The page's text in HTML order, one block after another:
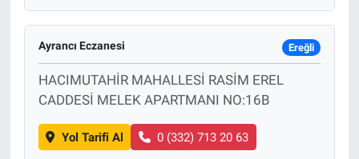
Ayrancı Eczanesi Ereğli
HACIMUTAHİR MAHALLESİ RASİM EREL
CADDESİ MELEK APARTMANI NO:16B
Yol Tarifi Al 0 (332) 713 20 63